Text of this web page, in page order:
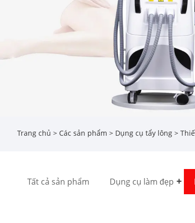
Trang chủ > Các sản phẩm > Dụng cụ tẩy lông>
Tất cả sản phẩm Dụng cụ làm đẹp